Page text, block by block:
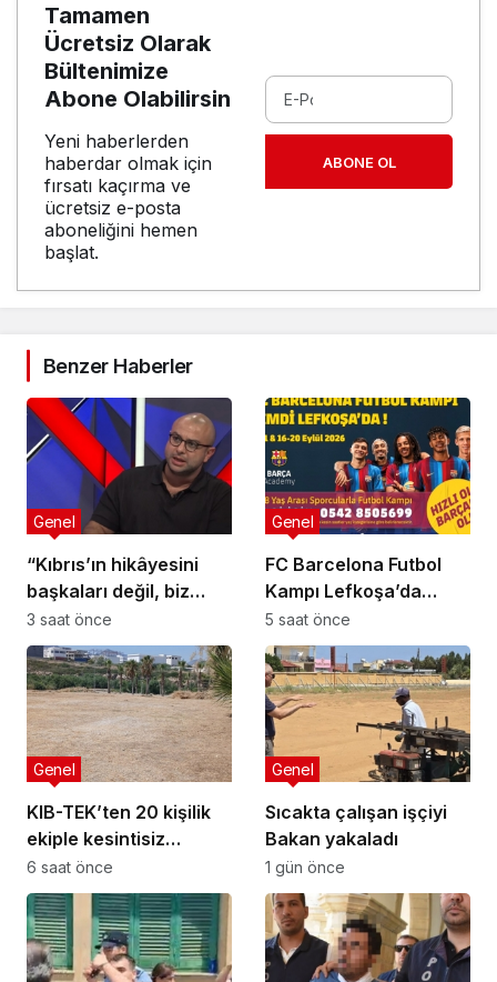
Tamamen
Ücretsiz Olarak
Bültenimize
Abone Olabilirsin
Yeni haberlerden
haberdar olmak için
fırsatı kaçırma ve
ücretsiz e-posta
aboneliğini hemen
başlat.
ABONE OL
Benzer Haberler
“Kıbrıs’ın hikâyesini
başkaları değil, biz
anlatmalıyız”
Genel
3 saat önce
FC Barcelona Futbol
Kampı Lefkoşa’da
Başlıyor
Genel
5 saat önce
KIB-TEK’ten 20 kişilik
ekiple kesintisiz
temizlik
Genel
6 saat önce
Sıcakta çalışan işçiyi
Bakan yakaladı
Genel
1 gün önce